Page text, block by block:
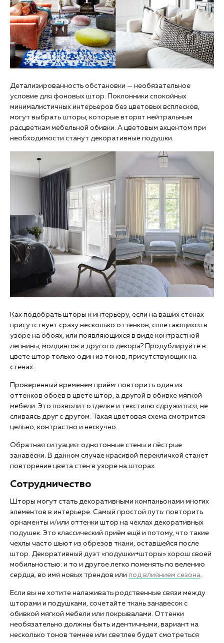
Детализированность обстановки — необязательное
условие для фоновых штор. Поклонники спокойных
минималистичных интерьеров без цветовых всплесков,
могут выбрать шторы, которые вторят нейтральным
расцветкам мебельной обивки. А цветовым акцентом при
необходимости станут декоративные подушки.
Как подобрать шторы к интерьеру, если на ваших стенах
присутствует сразу несколько оттенков, сплетающихся в
узоре на обоях, или появляющихся в виде контрастной
лепнины, молдингов и другого декора? Продублируйте в
цвете штор только один из тонов, присутствующих на
стенах.
Проверенный временем приём: повторить один из
оттенков обоев в цвете штор, а другой в обивке мягкой
мебели. Это позволит отделке и текстилю сдружиться, не
сливаясь друг с другом. Такая цветовая схема смотрится
цельно, контрастно и нескучно.
Обратная ситуация: однотонные стены и пёстрые
занавески. В данном случае красивой перекличкой станет
повторение цвета стен в узоре на шторах.
Сотрудничество
Шторы могут стать декоративными компаньонами многих
элементов в интерьере. Самый простой путь: повторить
орнаменты и/или оттенки штор на чехлах декоративных
подушек. Это классический приём ещё и потому, что такие
чехлы часто шьют из обрезов ткани, оставшейся после
штор. Декоративный дуэт «подушки+шторы» хорош своей
мобильностью: и то и другое легко поменять по велению
сердца, во имя новых трендов или под влиянием сезона.
Если вы не хотите налаживать родственные связи между
шторами и подушками, сочетайте ткань занавесок с
обивкой мягкой мебели или покрывалами. Оттенки
необязательно должны быть идентичными, вариант на
несколько тонов темнее или светлее будет смотреться